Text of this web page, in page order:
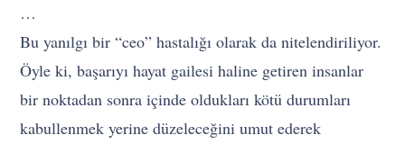
…
Bu yanılgı bir “ceo” hastalığı olarak da nitelendiriliyor.
Öyle ki, başarıyı hayat gailesi haline getiren insanlar
bir noktadan sonra içinde oldukları kötü durumları
kabullenmek yerine düzeleceğini umut ederek